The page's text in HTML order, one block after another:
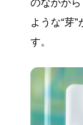
のなかか
ような“芽
す。